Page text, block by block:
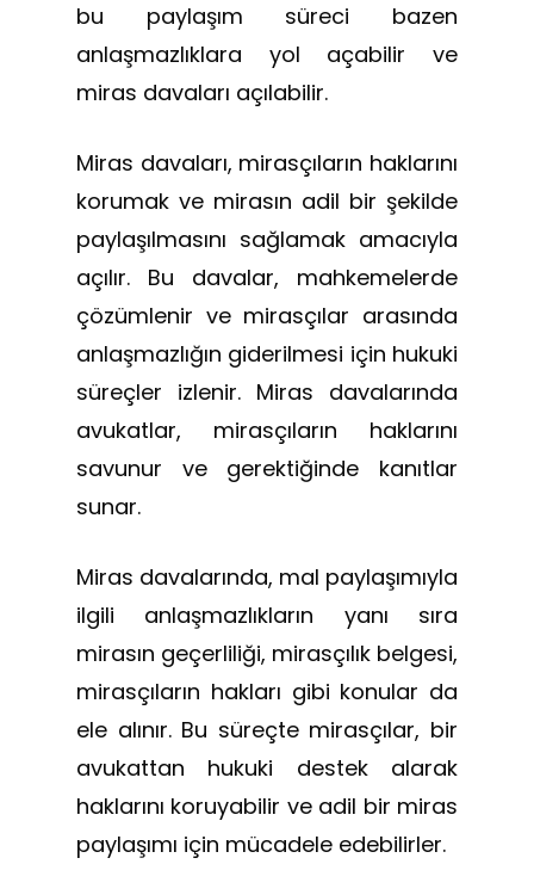
bu paylaşım süreci bazen
anlaşmazlıklara yol açabilir ve
miras davaları açılabilir.
Miras davaları, mirasçıların haklarını
korumak ve mirasın adil bir şekilde
paylaşılmasını sağlamak amacıyla
açılır. Bu davalar, mahkemelerde
çözümlenir ve mirasçılar arasında
anlaşmazlığın giderilmesi için hukuki
süreçler izlenir. Miras davalarında
avukatlar, mirasçıların haklarını
savunur ve gerektiğinde kanıtlar
sunar.
Miras davalarında, mal paylaşımıyla
ilgili anlaşmazlıkların yanı sıra
mirasın geçerliliği, mirasçılık belgesi,
mirasçıların hakları gibi konular da
ele alınır. Bu süreçte mirasçılar, bir
avukattan hukuki destek alarak
haklarını koruyabilir ve adil bir miras
paylaşımı için mücadele edebilirler.